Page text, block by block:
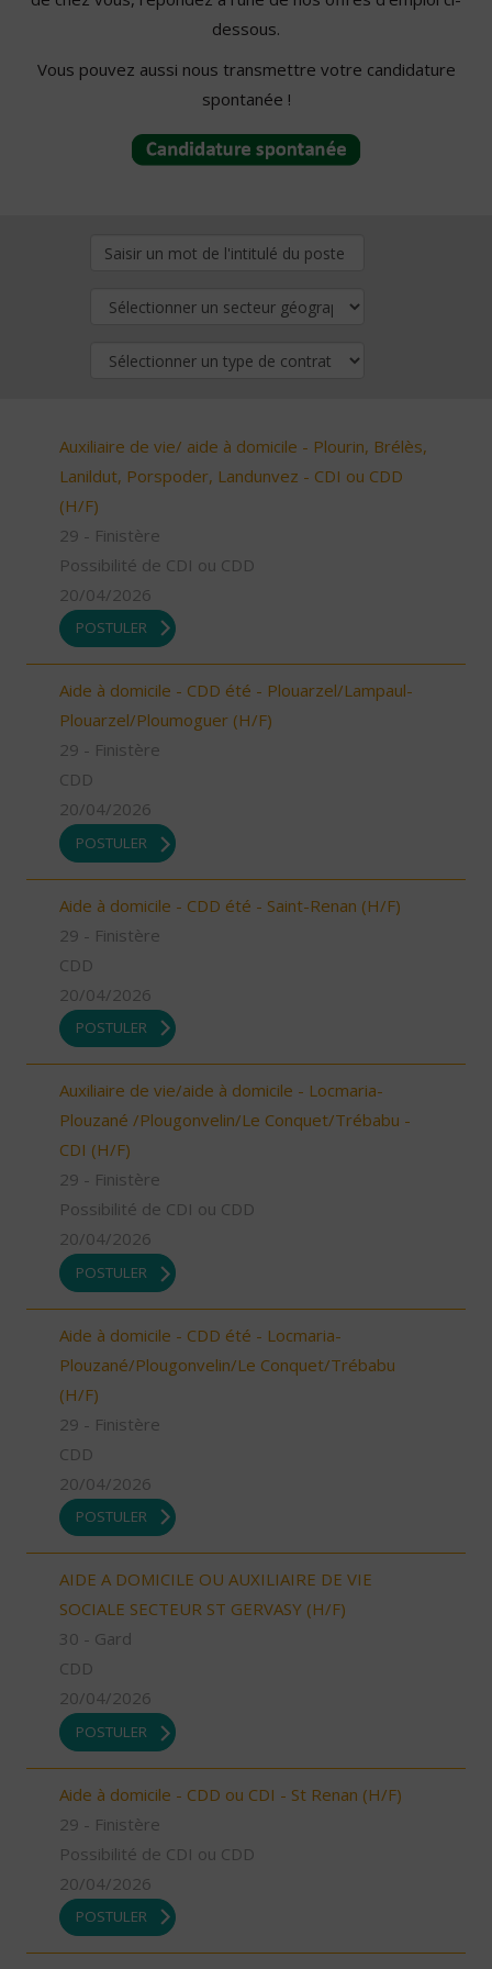
dessous.
Vous pouvez aussi nous transmettre votre candidature
spontanée !
Auxiliaire de vie/ aide à domicile - Plourin, Brélès,
Lanildut, Porspoder, Landunvez - CDI ou CDD
(H/F)
29 - Finistère
Possibilité de CDI ou CDD
20/04/2026
POSTULER
Aide à domicile - CDD été - Plouarzel/Lampaul-
Plouarzel/Ploumoguer (H/F)
29 - Finistère
CDD
20/04/2026
POSTULER
Aide à domicile - CDD été - Saint-Renan (H/F)
29 - Finistère
CDD
20/04/2026
POSTULER
Auxiliaire de vie/aide à domicile - Locmaria-
Plouzané /Plougonvelin/Le Conquet/Trébabu -
CDI (H/F)
29 - Finistère
Possibilité de CDI ou CDD
20/04/2026
POSTULER
Aide à domicile - CDD été - Locmaria-
Plouzané/Plougonvelin/Le Conquet/Trébabu
(H/F)
29 - Finistère
CDD
20/04/2026
POSTULER
AIDE A DOMICILE OU AUXILIAIRE DE VIE
SOCIALE SECTEUR ST GERVASY (H/F)
30 - Gard
CDD
20/04/2026
POSTULER
Aide à domicile - CDD ou CDI - St Renan (H/F)
29 - Finistère
Possibilité de CDI ou CDD
20/04/2026
POSTULER